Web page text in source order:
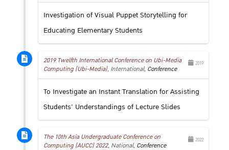
Investigation of Visual Puppet Storytelling for
Educating Elementary Students
2019
2019 Twelfth International Conference on Ubi-Media
Computing (Ubi-Media), International, Conference
To Investigate an Instant Translation for Assisting
Students' Understandings of Lecture Slides
2022
The 10th Asia Undergraduate Conference on
Computing (AUCC) 2022, National, Conference